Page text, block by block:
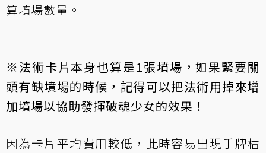
算墳場數量。
※法術卡片本身也算是1張墳場，如果緊要關
頭有缺墳場的時候，記得可以把法術用掉來增
加墳場以協助發揮破魂少女的效果！
因為卡片平均費用較低，此時容易出現手牌枯